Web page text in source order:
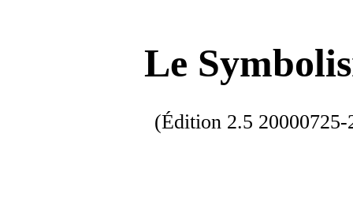
Le
(Édition 2.5 20000725-